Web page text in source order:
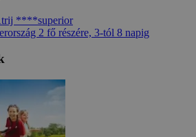
****superior
2 fő részére, 3-tól 8 napig